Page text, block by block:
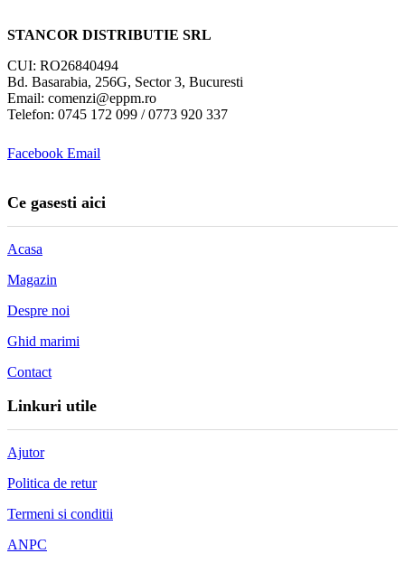
STANCOR DISTRIBUTIE SRL
CUI: RO26840494
Bd. Basarabia, 256G, Sector 3, Bucuresti
Email: comenzi@eppm.ro
Telefon: 0745 172 099 / 0773 920 337
Facebook Email
Ce gasesti aici
Acasa
Magazin
Despre noi
Ghid marimi
Contact
Linkuri utile
Ajutor
Politica de retur
Termeni si conditii
ANPC